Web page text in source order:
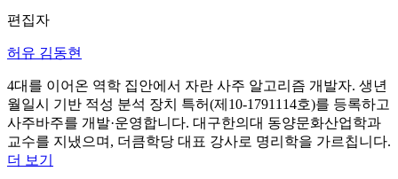
편집자
허유 김동현
4대를 이어온 역학 집안에서 자란 사주 알고리즘 개발자. 생년
월일시 기반 적성 분석 장치 특허(제10-1791114호)를 등록하고
사주바주를 개발·운영합니다. 대구한의대 동양문화산업학과
교수를 지냈으며, 더큼학당 대표 강사로 명리학을 가르칩니다.
더 보기